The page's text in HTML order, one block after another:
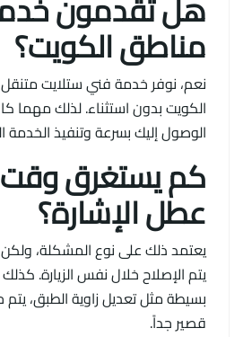
مناطق الكويت؟
نعم، نوفر خدمة فني ستلايت
الكويت بدون استثناء. لذلك مهما
الوصول إليك بسرعة وتنفيذ الخدمة
كم يستغرق
عطل الإشارة؟
يعتمد ذلك على نوع المشكلة،
يتم الإصلاح خلال نفس الزيارة.
بسيطة مثل تعديل زاوية الطبق،
قصير جداً.